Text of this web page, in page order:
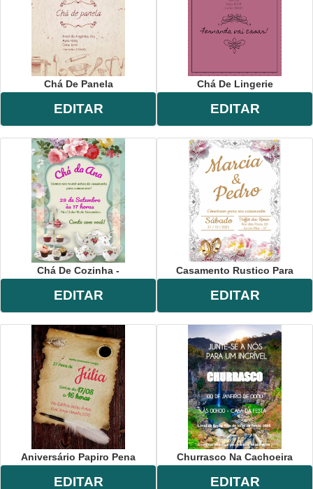
Chá De Panela
EDITAR
Chá De Lingerie
EDITAR
Chá De Cozinha -
EDITAR
Casamento Rustico Para
EDITAR
Aniversário Papiro Pena
EDITAR
Churrasco Na Cachoeira
EDITAR